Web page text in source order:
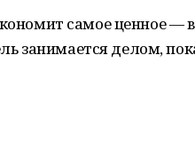
самое ценное —
занимается делом,